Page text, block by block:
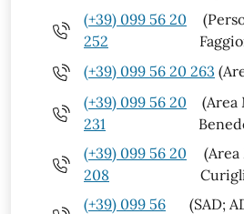
(+39) 099 56 20
252
(+39) 099 56 20 263
(+39) 099 56 20
231
(Area
(+39) 099 56 20
208
(+39) 099 56
(SAD;